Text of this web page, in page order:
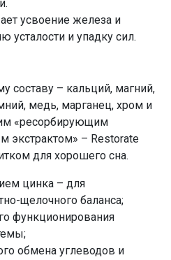
усвоение железа и
усталости и упадку сил.
составу – кальций, магний,
медь, марганец, хром и
«ресорбирующим
экстрактом» – Restorate
для хорошего сна.
цинка – для
щелочного баланса;
функционирования
обмена углеводов и